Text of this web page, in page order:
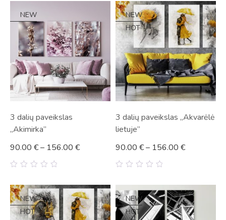
NEW
3 dalių paveikslas
„Akimirka”
of
5
90.00 €– 156.00 €
NEW
HOT
3 dalių paveikslas „Akvarėlė
lietuje”
5
90.00 €– 156.00 €
NEW
HOT
NEW
HOT